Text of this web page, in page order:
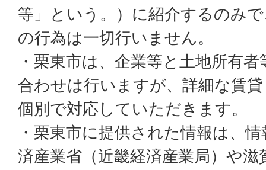
等」という。）に紹介するのみ
の行為は一切行いません。
・栗東市は、企業等と土地所有
合わせは行いますが、詳細な賃
個別で対応していただきます。
・栗東市に提供された情報は、
済産業省（近畿経済産業局）や滋